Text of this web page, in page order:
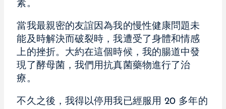
素。
當我最親密的友誼因為我的慢性健康問題未
能及時解決而破裂時，我遭受了身體和情感
上的挫折。大約在這個時候，我的腸道中發
現了酵母菌，我們用抗真菌藥物進行了治
療。
不久之後，我得以停用我已經服用 20 多年的